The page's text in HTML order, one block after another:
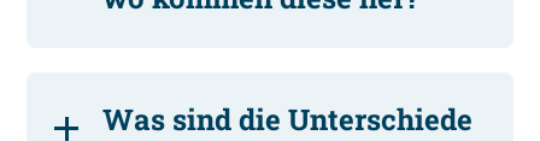
Was sind die Unterschiede